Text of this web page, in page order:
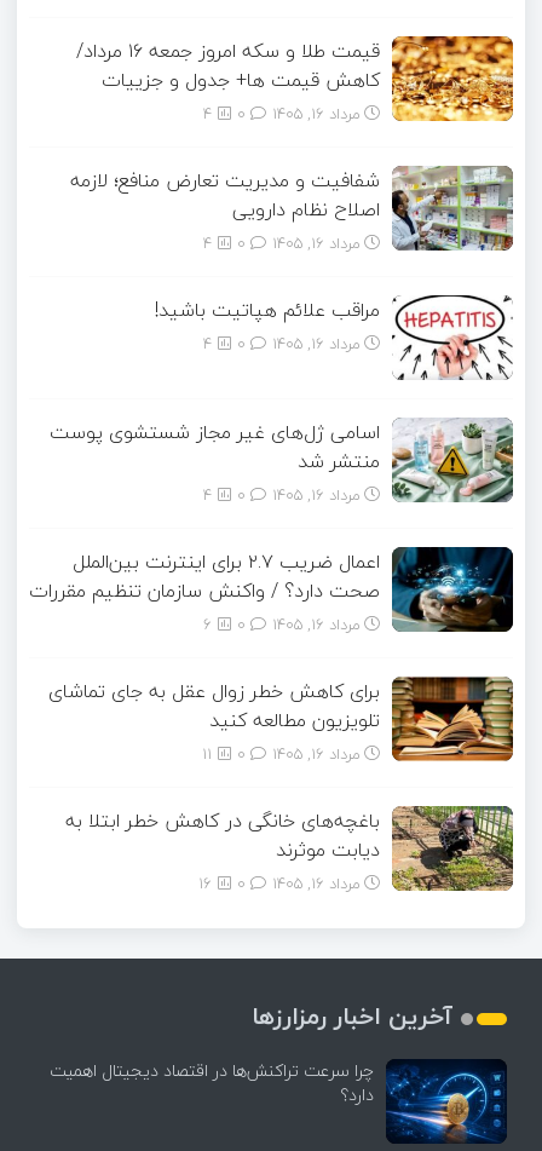
قیمت طلا و سکه امروز جمعه ۱۶ مرداد/
کاهش قیمت ها+ جدول و جزییات
مرداد ۱۶, ۱۴۰۵ 4
شفافیت و مدیریت تعارض منافع؛ لازمه
اصلاح نظام دارویی
مرداد ۱۶, ۱۴۰۵ 4
مراقب علائم هپاتیت باشید!
مرداد ۱۶, ۱۴۰۵ 4
اسامی ژل‌های غیر مجاز شستشوی پوست
منتشر شد
مرداد ۱۶, ۱۴۰۵ 4
اعمال ضریب ۲.۷ برای اینترنت بین‌الملل
صحت دارد؟ / واکنش سازمان تنظیم مقررات
مرداد ۱۶, ۱۴۰۵ 6
برای کاهش خطر زوال عقل به جای تماشای
تلویزیون مطالعه کنید
مرداد ۱۶, ۱۴۰۵ 11
باغچه‌های خانگی در کاهش خطر ابتلا به
دیابت موثرند
مرداد ۱۶, ۱۴۰۵ 16
آخرین اخبار رمزارزها
چرا سرعت تراکنش‌ها در اقتصاد دیجیتال اهمیت
دارد؟